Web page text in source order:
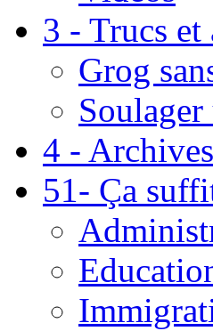
3 - Trucs et
Grog
4 - Archives
51- Ça